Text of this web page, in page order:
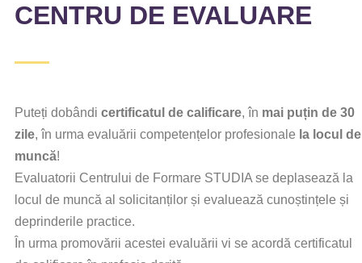
CENTRU DE EVALUARE
Puteți dobândi certificatul de calificare, în mai puțin de 30
zile, în urma evaluării competențelor profesionale la locul de
muncă!
Evaluatorii Centrului de Formare STUDIA se deplasează la
locul de muncă al solicitanților și evaluează cunoștințele și
deprinderile practice.
În urma promovării acestei evaluării vi se acordă certificatul